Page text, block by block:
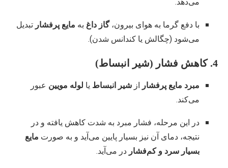
با دفع گرما به هوای بیرون،گاز داغ به مایع پرفشارتبدیل
می‌شود (چگالش یا کندانس شدن).
4. کاهش فشار (شیر انبساط)
مبرد مایع پرفشاراز شیر انبساط یا لوله مویین عبور
می‌کند.
در این مرحله، فشار مبرد به شدت کاهش یافته و در
نتیجه، دمای آن نیز بسیار پایین می‌آید و به صورت مایع
بسیار سرد و کم‌فشاردر می‌آید.